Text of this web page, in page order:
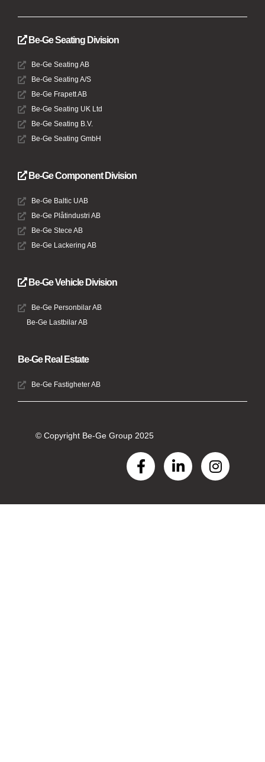
Be-Ge Seating Division
Be-Ge Seating AB
Be-Ge Seating A/S
Be-Ge Frapett AB
Be-Ge Seating UK Ltd
Be-Ge Seating B.V.
Be-Ge Seating GmbH
Be-Ge Component Division
Be-Ge Baltic UAB
Be-Ge Plåtindustri AB
Be-Ge Stece AB
Be-Ge Lackering AB
Be-Ge Vehicle Division
Be-Ge Personbilar AB
Be-Ge Lastbilar AB
Be-Ge Real Estate
Be-Ge Fastigheter AB
© Copyright Be-Ge Group 2025